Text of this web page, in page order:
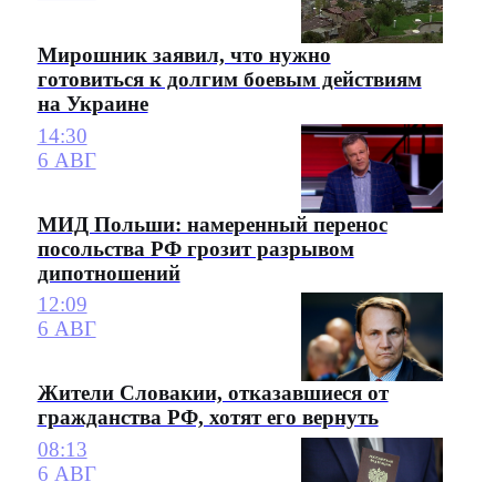
Мирошник заявил, что нужно
готовиться к долгим боевым действиям
на Украине
14:30
6 АВГ
МИД Польши: намеренный перенос
посольства РФ грозит разрывом
дипотношений
12:09
6 АВГ
Жители Словакии, отказавшиеся от
гражданства РФ, хотят его вернуть
08:13
6 АВГ